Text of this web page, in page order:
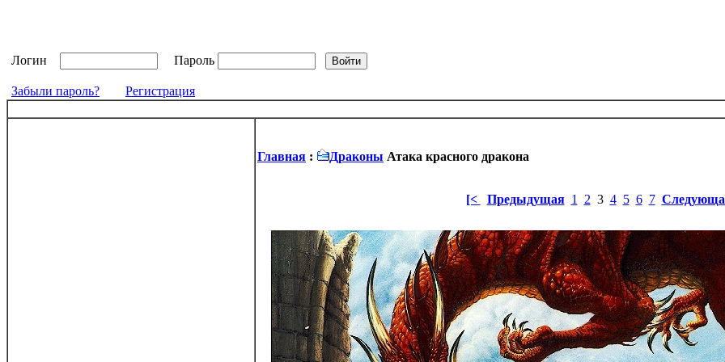
Логин Пароль
Забыли пароль? Регистрация
Главная : Драконы Атака красного дракона
[< Предыдущая 1 2 3 4 5 6 7